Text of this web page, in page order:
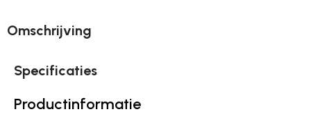
Omschrijving
Specificaties
Productinformatie